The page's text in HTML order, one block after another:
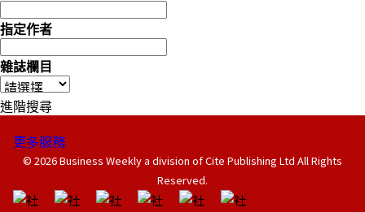
指定作者
雜誌欄目
進階搜尋
更多服務
© 2026 Business Weekly a division of Cite Publishing Ltd All Rights
Reserved.